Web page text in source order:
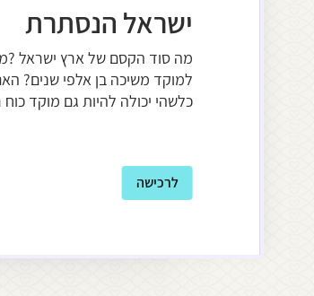
ישראל הנסתרת
מה סוד הקסם של ארץ ישראל
למוקד משיכה בן אלפי שנים?
כלשהי יכולה להיות גם מוקד
לרכישה